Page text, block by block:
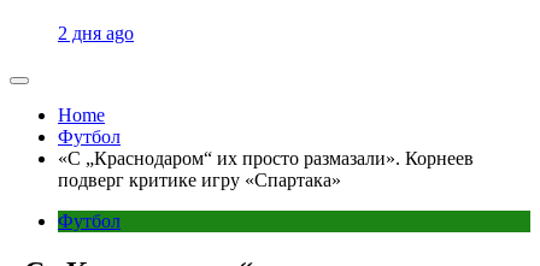
2 дня ago
Home
Футбол
«С „Краснодаром“ их просто размазали». Корнеев
подверг критике игру «Спартака»
Футбол